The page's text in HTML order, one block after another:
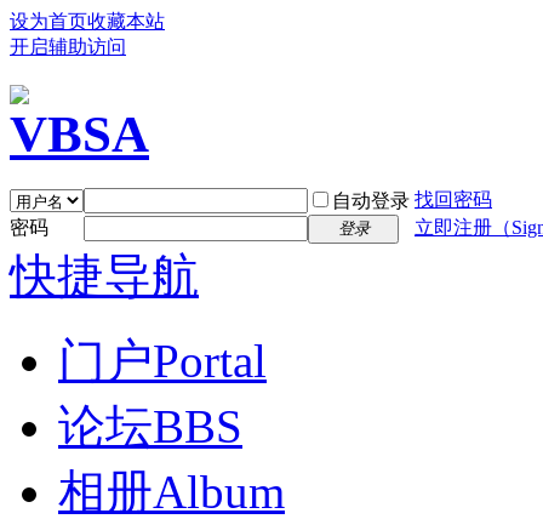
设为首页收藏本站
开启辅助访问
自动登录 找回密码
密码
登录 立即注册（
快捷导航
门户Portal
论坛BBS
相册Album